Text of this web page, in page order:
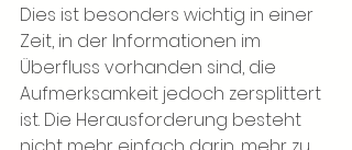
Dies ist besonders wichtig in einer
Zeit, in der Informationen im
Überfluss vorhanden sind, die
Aufmerksamkeit jedoch zersplittert
ist. Die Herausforderung besteht